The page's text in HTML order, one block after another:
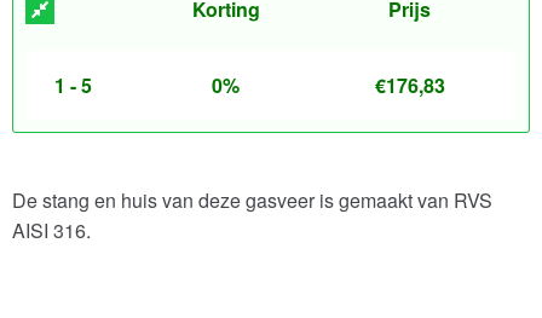
Korting Prijs
1 - 5 0% €176,83
De stang en huis van deze gasveer is gemaakt van RVS
AISI 316.